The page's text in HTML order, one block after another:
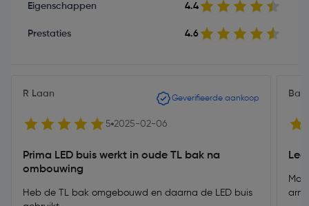
Eigenschappen 4.4
Prestaties 4.6
R Laan Geverifieerde aankoop
5 2025-02-06
Prima LED buis werkt in oude TL bak na
ombouwing
Heb de TL bak omgebouwd en daarna de LED buis